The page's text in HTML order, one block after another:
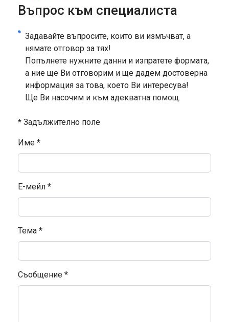
Въпрос към специалиста
Задавайте въпросите, които ви измъчват, а
нямате отговор за тях!
Попълнете нужните данни и изпратете формата,
а ние ще Ви отговорим и ще дадем достоверна
информация за това, което Ви интересува!
Ще Ви насочим и към адекватна помощ.
* Задължително поле
Име *
Е-мейл *
Тема *
Съобщение *